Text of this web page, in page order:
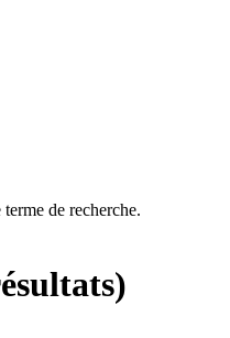
de recherche.